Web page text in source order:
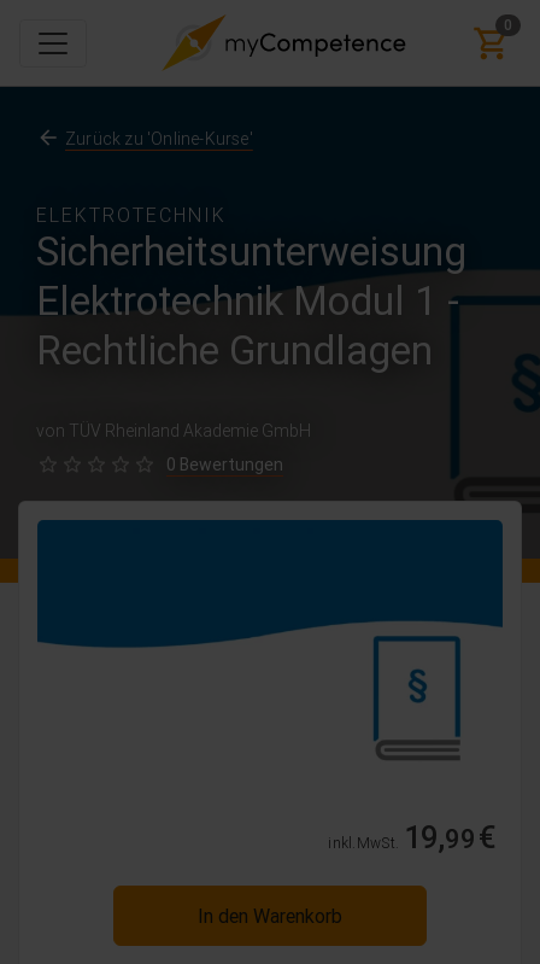
0
ELEKTROTECHNIK
Sicherheitsunterweisung
Elektrotechnik Modul 1 -
Rechtliche Grundlagen
von TÜV Rheinland Akademie GmbH
0 Bewertungen
Zurück zu 'Online-Kurse'
inkl. MwSt. 19,99€
In den Warenkorb